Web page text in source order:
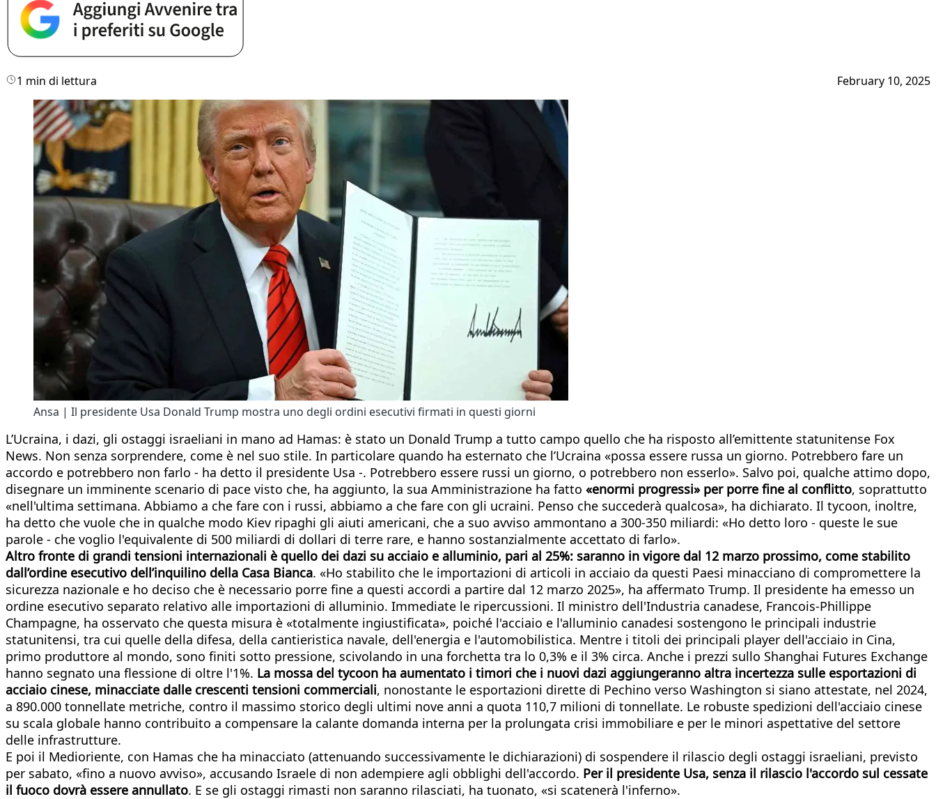
1 min di lettura February 10, 2025
Ansa | Il presidente Usa Donald Trump mostra uno degli ordini esecutivi firmati in questi giorni
L’Ucraina, i dazi, gli ostaggi israeliani in mano ad Hamas: è stato un Donald Trump a tutto campo quello che ha risposto all’emittente statunitense Fox
News. Non senza sorprendere, come è nel suo stile. In particolare quando ha esternato che l’Ucraina «possa essere russa un giorno. Potrebbero fare un
accordo e potrebbero non farlo - ha detto il presidente Usa -. Potrebbero essere russi un giorno, o potrebbero non esserlo». Salvo poi, qualche attimo dopo,
disegnare un imminente scenario di pace visto che, ha aggiunto, la sua Amministrazione ha fatto «enormi progressi» per porre fine al conflitto, soprattutto
«nell'ultima settimana. Abbiamo a che fare con i russi, abbiamo a che fare con gli ucraini. Penso che succederà qualcosa», ha dichiarato. Il tycoon, inoltre,
ha detto che vuole che in qualche modo Kiev ripaghi gli aiuti americani, che a suo avviso ammontano a 300-350 miliardi: «Ho detto loro - queste le sue
parole - che voglio l'equivalente di 500 miliardi di dollari di terre rare, e hanno sostanzialmente accettato di farlo».
Altro fronte di grandi tensioni internazionali è quello dei dazi su acciaio e alluminio, pari al 25%: saranno in vigore dal 12 marzo prossimo, come stabilito
dall’ordine esecutivo dell’inquilino della Casa Bianca. «Ho stabilito che le importazioni di articoli in acciaio da questi Paesi minacciano di compromettere la
sicurezza nazionale e ho deciso che è necessario porre fine a questi accordi a partire dal 12 marzo 2025», ha affermato Trump. Il presidente ha emesso un
ordine esecutivo separato relativo alle importazioni di alluminio. Immediate le ripercussioni. Il ministro dell'Industria canadese, Francois-Phillippe
Champagne, ha osservato che questa misura è «totalmente ingiustificata», poiché l'acciaio e l'alluminio canadesi sostengono le principali industrie
statunitensi, tra cui quelle della difesa, della cantieristica navale, dell'energia e l'automobilistica. Mentre i titoli dei principali player dell'acciaio in Cina,
primo produttore al mondo, sono finiti sotto pressione, scivolando in una forchetta tra lo 0,3% e il 3% circa. Anche i prezzi sullo Shanghai Futures Exchange
hanno segnato una flessione di oltre l'1%. La mossa del tycoon ha aumentato i timori che i nuovi dazi aggiungeranno altra incertezza sulle esportazioni di
acciaio cinese, minacciate dalle crescenti tensioni commerciali, nonostante le esportazioni dirette di Pechino verso Washington si siano attestate, nel 2024,
a 890.000 tonnellate metriche, contro il massimo storico degli ultimi nove anni a quota 110,7 milioni di tonnellate. Le robuste spedizioni dell'acciaio cinese
su scala globale hanno contribuito a compensare la calante domanda interna per la prolungata crisi immobiliare e per le minori aspettative del settore
delle infrastrutture.
E poi il Medioriente, con Hamas che ha minacciato (attenuando successivamente le dichiarazioni) di sospendere il rilascio degli ostaggi israeliani, previsto
per sabato, «fino a nuovo avviso», accusando Israele di non adempiere agli obblighi dell'accordo. Per il presidente Usa, senza il rilascio l'accordo sul cessate
il fuoco dovrà essere annullato. E se gli ostaggi rimasti non saranno rilasciati, ha tuonato, «si scatenerà l'inferno».